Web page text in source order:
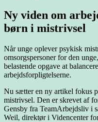
Ny viden om
børn i mistrivsel
Når unge oplever psykisk
omsorgspersoner for den
belastende opgave at
arbejdsforpligtelserne.
Nu sætter en ny artikel fokus
mistrivsel. Den er skrevet af
Gensby fra TeamArbejdsliv i
Weil, direktør i Videncenter